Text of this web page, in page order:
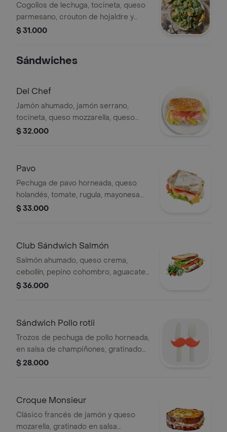
Cogollos de lechuga, tocineta, queso
parmesano, crouton de hojaldre y
aderezo césar.
$ 31.000
Sándwiches
Del Chef
Jamón ahumado, jamón serrano,
tocineta, queso mozzarella, queso
holandés, lechuga, tomate, mayonesa
$ 32.000
Pavo
Pechuga de pavo horneada, queso
holandés, tomate, rugula, mayonesa
verde de albahaca. escoge tu pan
$ 33.000
Club Sándwich Salmón
Salmón ahumado, queso crema,
cebollín, pepino cohombro, aguacate
y tomate en pan de miga integral ó
$ 36.000
Sándwich Pollo rotii
Trozos de pechuga de pollo horneada,
en salsa de champiñones, gratinado
con queso mozzarella, en pan de
$ 28.000
Croque Monsieur
Clásico francés de jamón y queso
mozarella, gratinado en salsa